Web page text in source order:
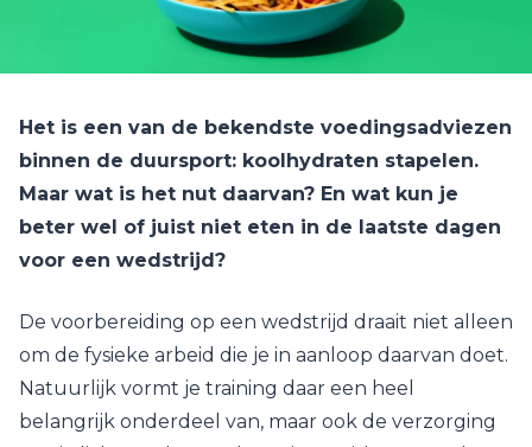
Het is een van de bekendste voedingsadviezen
binnen de duursport: koolhydraten stapelen.
Maar wat is het nut daarvan? En wat kun je
beter wel of juist niet eten in de laatste dagen
voor een wedstrijd?
De voorbereiding op een wedstrijd draait niet alleen
om de fysieke arbeid die je in aanloop daarvan doet.
Natuurlijk vormt je training daar een heel
belangrijk onderdeel van, maar ook de verzorging